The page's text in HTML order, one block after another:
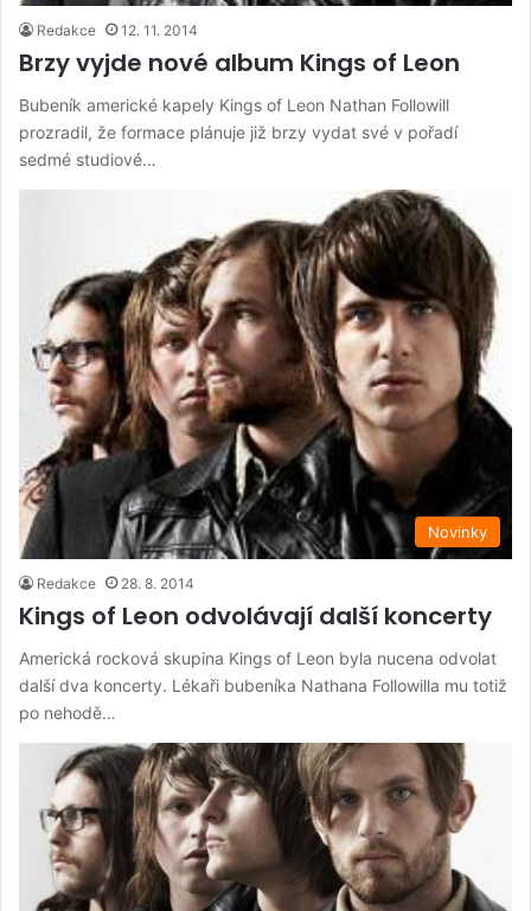
Redakce 12. 11. 2014
Brzy vyjde nové album Kings of Leon
Bubeník americké kapely Kings of Leon Nathan Followill
prozradil, že formace plánuje již brzy vydat své v pořadí
sedmé studiové…
Novinky
Redakce 28. 8. 2014
Kings of Leon odvolávají další koncerty
Americká rocková skupina Kings of Leon byla nucena odvolat
další dva koncerty. Lékaři bubeníka Nathana Followilla mu totiž
po nehodě…